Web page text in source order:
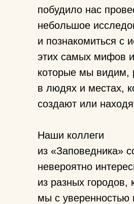
побудило нас
небольшое
и познакомиться с
этих самых мифов
которые мы видим,
в людях и местах,
создают или
Наши коллеги
из «Заповедника»
невероятно
из разных городов,
мы с